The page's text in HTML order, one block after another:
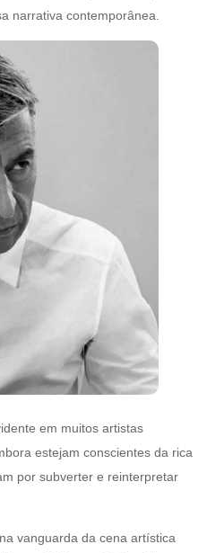
narrativa contemporânea.
em muitos artistas
estejam conscientes da rica
por subverter e reinterpretar
vanguarda da cena artística